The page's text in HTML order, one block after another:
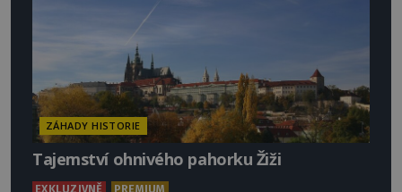
ZÁHADY HISTORIE
Tajemství ohnivého pahorku Žiži
EXKLUZIVNĚ PREMIUM